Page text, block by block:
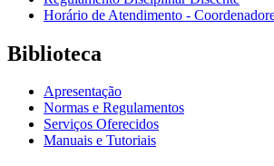
Horário de Atendimento -
Biblioteca
Apresentação
Normas e Regulamentos
Serviços Oferecidos
Manuais e Tutoriais